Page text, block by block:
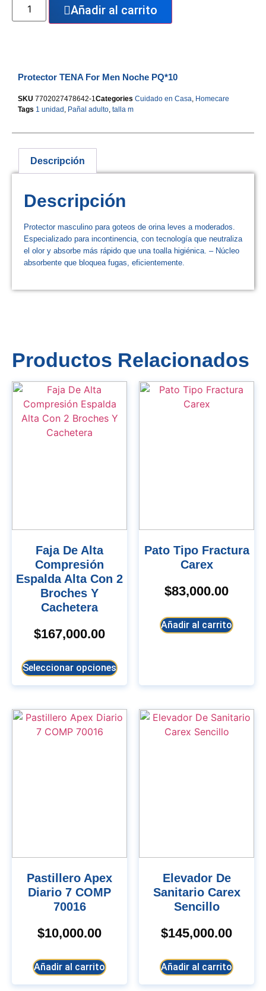
Añadir al carrito
Protector TENA For Men Noche PQ*10
SKU 7702027478642-1 Categories Cuidado en Casa Homecare
Tags 1 unidad Pañal adulto talla m
Descripción
Descripción
Protector masculino para goteos de orina leves a moderados.
Especializado para incontinencia, con tecnología que neutraliza
el olor y absorbe más rápido que una toalla higiénica. – Núcleo
absorbente que bloquea fugas, eficientemente.
Productos Relacionados
Faja De Alta
Compresión
Espalda Alta Con 2
Broches Y
Cachetera
$167,000.00
Seleccionar opciones
Pato Tipo Fractura
Carex
$83,000.00
Añadir al carrito
Pastillero Apex
Diario 7 COMP
70016
$10,000.00
Añadir al carrito
Elevador De
Sanitario Carex
Sencillo
$145,000.00
Añadir al carrito